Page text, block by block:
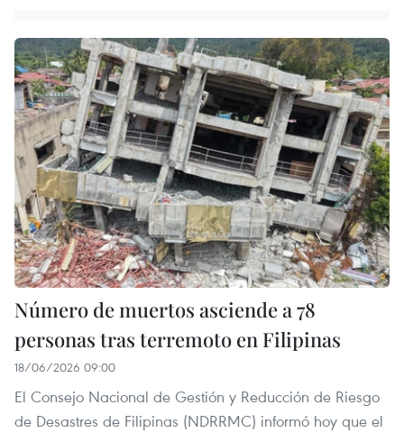
Número de muertos asciende a 78
personas tras terremoto en Filipinas
18/06/2026 09:00
El Consejo Nacional de Gestión y Reducción de Riesgo
de Desastres de Filipinas (NDRRMC) informó hoy que el